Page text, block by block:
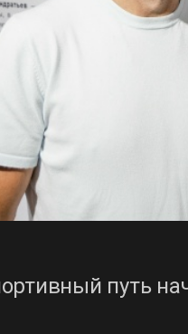
путь